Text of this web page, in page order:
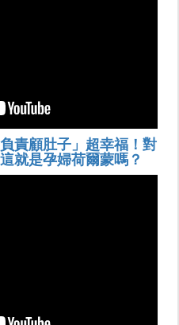
責顧肚子」超幸福！對
就是孕婦荷爾蒙嗎？